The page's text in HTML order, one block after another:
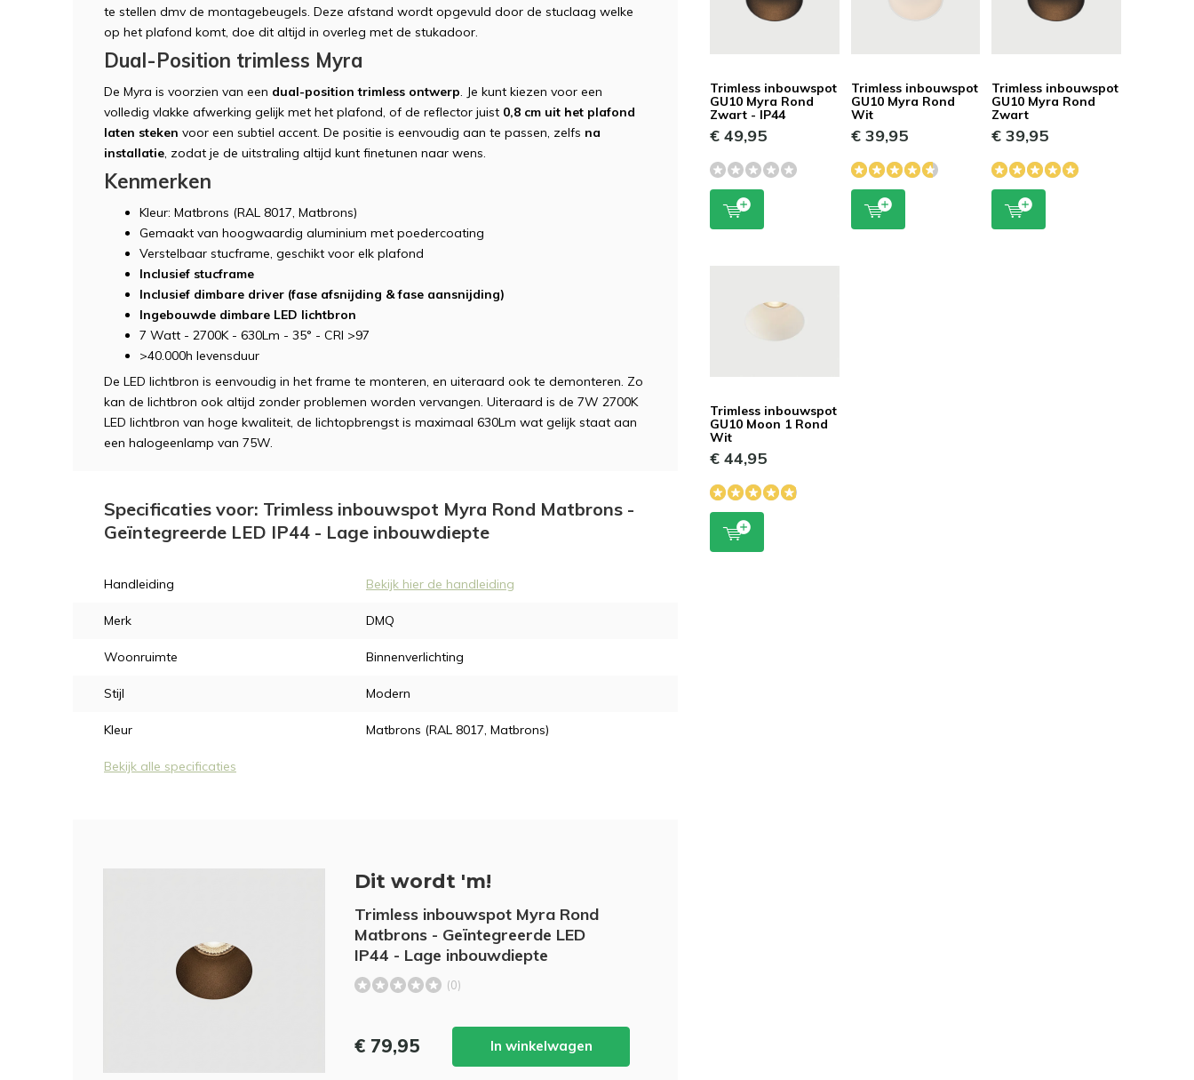
te stellen dmv de montagebeugels. Deze afstand wordt opgevuld door de stuclaag welke
op het plafond komt, doe dit altijd in overleg met de stukadoor.
Dual-Position trimless Myra
De Myra is voorzien van een dual-position trimless ontwerp . Je kunt kiezen voor een
volledig vlakke afwerking gelijk met het plafond, of de reflector juist 0,8 cm uit het plafond
laten steken voor een subtiel accent. De positie is eenvoudig aan te passen, zelfs na
installatie , zodat je de uitstraling altijd kunt finetunen naar wens.
Kenmerken
Kleur: Matbrons (RAL 8017, Matbrons)
Gemaakt van hoogwaardig aluminium met poedercoating
Verstelbaar stucframe, geschikt voor elk plafond
Inclusief stucframe
Inclusief dimbare driver (fase afsnijding & fase aansnijding)
Ingebouwde dimbare LED lichtbron
7 Watt - 2700K - 630Lm - 35° - CRI >97
>40.000h levensduur
De LED lichtbron is eenvoudig in het frame te monteren, en uiteraard ook te demonteren. Zo
kan de lichtbron ook altijd zonder problemen worden vervangen. Uiteraard is de 7W 2700K
LED lichtbron van hoge kwaliteit, de lichtopbrengst is maximaal 630Lm wat gelijk staat aan
een halogeenlamp van 75W.
Specificaties voor: Trimless inbouwspot Myra Rond Matbrons -
Geïntegreerde LED IP44 - Lage inbouwdiepte
Handleiding Bekijk hier de handleiding
Merk DMQ
Woonruimte Binnenverlichting
Stijl Modern
Kleur Matbrons (RAL 8017, Matbrons)
Bekijk alle specificaties
Dit wordt 'm!
Trimless inbouwspot Myra Rond
Matbrons - Geïntegreerde LED
IP44 - Lage inbouwdiepte
(0)
€ 79,95 In winkelwagen
Trimless inbouwspot
GU10 Myra Rond
Zwart - IP44
€ 49,95
Trimless inbouwspot
GU10 Myra Rond
Wit
€ 39,95
Trimless inbouwspot
GU10 Myra Rond
Zwart
€ 39,95
Trimless inbouwspot
GU10 Moon 1 Rond
Wit
€ 44,95